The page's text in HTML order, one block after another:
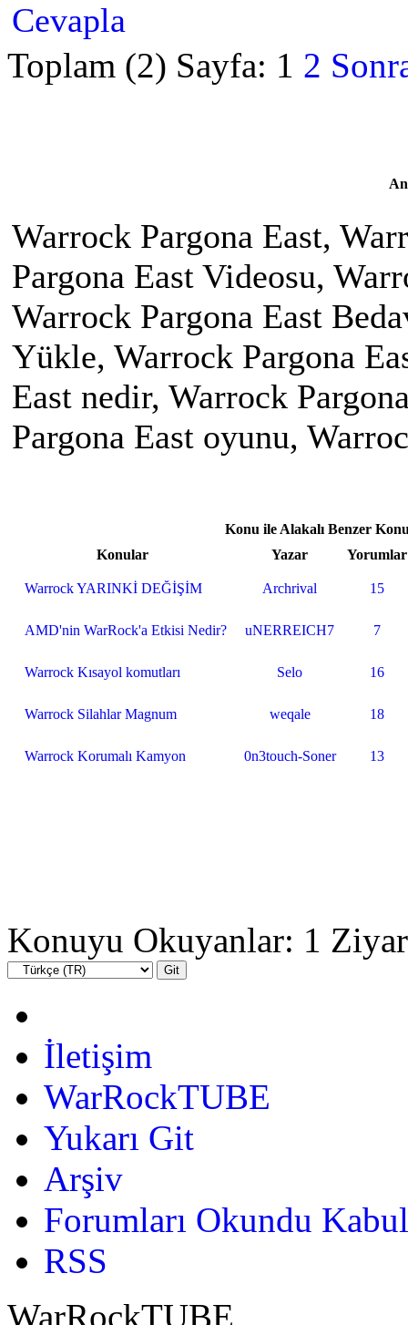
Cevapla
Toplam (2) Sayfa: 1 2
Warrock Pargona East,
Pargona East Videosu,
Warrock Pargona East
Yükle, Warrock Pargona
East nedir, Warrock
Pargona East oyunu,
Konu ile Alakalı Benzer
Konular
Yazar Yorumlar
Warrock YARINKİ DEĞİŞİM Archrival 15
AMD'nin WarRock'a Etkisi Nedir? uNERREICH7 7
Warrock Kısayol komutları Selo 16
Warrock Silahlar Magnum weqale 18
Warrock Korumalı Kamyon 0n3touch-Soner 13
Konuyu Okuyanlar: 1
İletişim
WarRockTUBE
Yukarı Git
Arşiv
Forumları Okundu
RSS
WarRockTUBE